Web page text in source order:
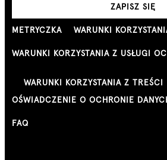
ZAPISZ SIĘ
METRYCZKA WARUNKI
WARUNKI KORZYSTANIA Z USŁUGI
WARUNKI KORZYSTANIA Z TREŚCI
OŚWIADCZENIE O OCHRONIE
FAQ